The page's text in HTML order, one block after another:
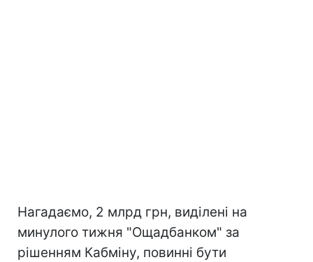
Нагадаємо, 2 млрд грн, виділені на
минулого тижня "Ощадбанком" за
рішенням Кабміну, повинні бути